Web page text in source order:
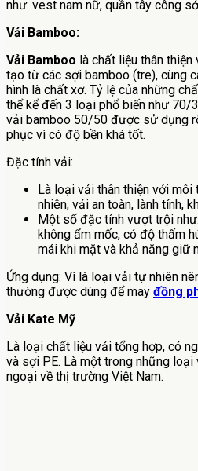
như: vest nam nữ, quần tây công
Vải Bamboo:
Vải Bamboo là chất liệu thân
tạo từ các sợi bamboo (tre), cùng
hình là chất xơ. Tỷ lệ của những
thể kể đến 3 loại phổ biến như
vải bamboo 50/50 được sử dụng
phục vì có độ bền khá tốt.
Đặc tính vải:
Là loại vải thân thiện với
nhiên, vải an toàn, lành tính,
Một số đặc tính vượt trội
không ẩm mốc, có độ thấm
mái khi mặt và khả năng giữ
Ứng dụng: Vì là loại vải tự nhiên
thường được dùng để may đồng
Vải Kate Mỹ
Là loại chất liệu vải tổng hợp, có
và sợi PE. Là một trong những
ngoại về thị trường Việt Nam.